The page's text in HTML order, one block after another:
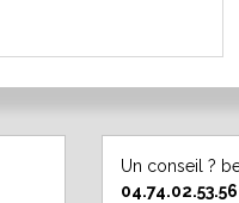
Un conseil ?
04.74.02.53.56